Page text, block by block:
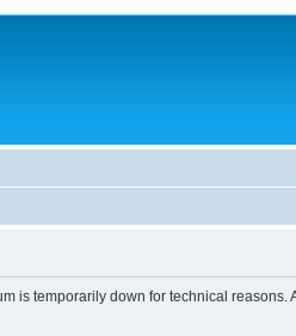
is temporarily down for technical